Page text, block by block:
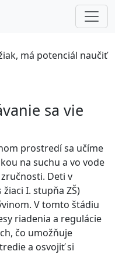
má potenciál naučiť
sa vie
prostredí sa učíme
na suchu a vo vode
Deti v
I. stupňa ZŠ)
V tomto štádiu
riadenia a regulácie
čo umožňuje
a osvojiť si